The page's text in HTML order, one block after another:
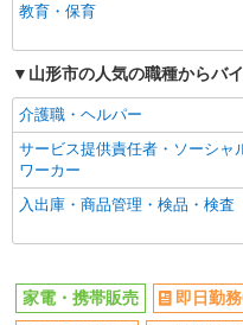
教育・保育
山形市の人気の職種からバ
介護職・ヘルパー
サービス提供責任者・ソーシャ
ワーカー
入出庫・商品管理・検品・検査
家電・携帯販売 即日勤